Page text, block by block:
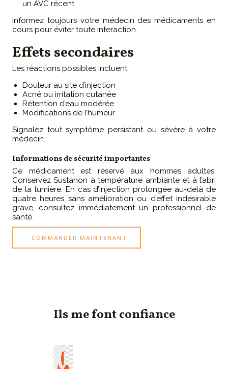
un AVC récent
Informez toujours votre médecin des médicaments en
cours pour éviter toute interaction.
Effets secondaires
Les réactions possibles incluent :
Douleur au site d’injection
Acné ou irritation cutanée
Rétention d’eau modérée
Modifications de l’humeur
Signalez tout symptôme persistant ou sévère à votre
médecin.
Informations de sécurité importantes
Ce médicament est réservé aux hommes adultes.
Conservez Sustanon à température ambiante et à l’abri
de la lumière. En cas d’injection prolongée au-delà de
quatre heures sans amélioration ou d’effet indésirable
grave, consultez immédiatement un professionnel de
santé.
COMMANDER MAINTENANT
Ils me font confiance